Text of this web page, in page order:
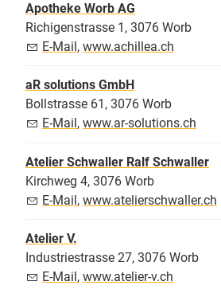
Apotheke Worb AG
Richigenstrasse 1, 3076 Worb
E-Mail , www.achillea.ch
aR solutions GmbH
Bollstrasse 61, 3076 Worb
E-Mail , www.ar-solutions.ch
Atelier Schwaller Ralf Schwaller
Kirchweg 4, 3076 Worb
E-Mail, www.atelierschwaller.ch
Atelier V.
Industriestrasse 27, 3076 Worb
E-Mail, www.atelier-v.ch